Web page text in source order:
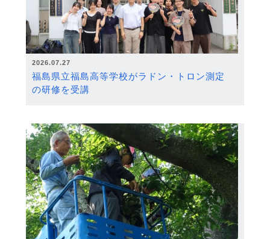
2026.07.27
福島県立福島高等学校がラドン・トロン測定
の研修を受講